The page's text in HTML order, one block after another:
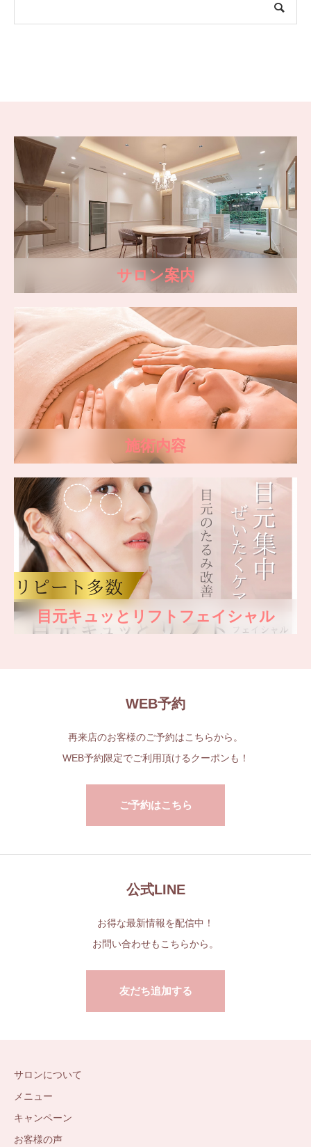
サロン案内
施術内容
目元キュッとリフトフェイシャル
WEB予約
再来店のお客様のご予約はこちらから。
WEB予約限定でご利用頂けるクーポンも！
ご予約はこちら
公式LINE
お得な最新情報を配信中！
お問い合わせもこちらから。
友だち追加する
サロンについて
メニュー
キャンペーン
お客様の声